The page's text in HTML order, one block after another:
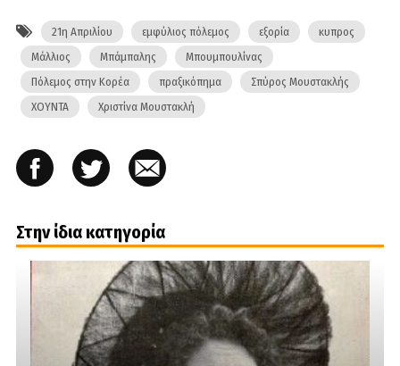
21η Απριλίου εμφύλιος πόλεμος εξορία
κυπρος
Μάλλιος
Μπάμπαλης
Μπουμπουλίνας
Πόλεμος στην Κορέα
πραξικόπημα
Σπύρος Μουστακλής
ΧΟΥΝΤΑ
Χριστίνα Μουστακλή
Στην ίδια κατηγορία